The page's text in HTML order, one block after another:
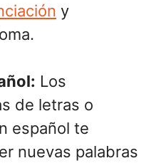
y
Los
de letras o
español te
nuevas palabras